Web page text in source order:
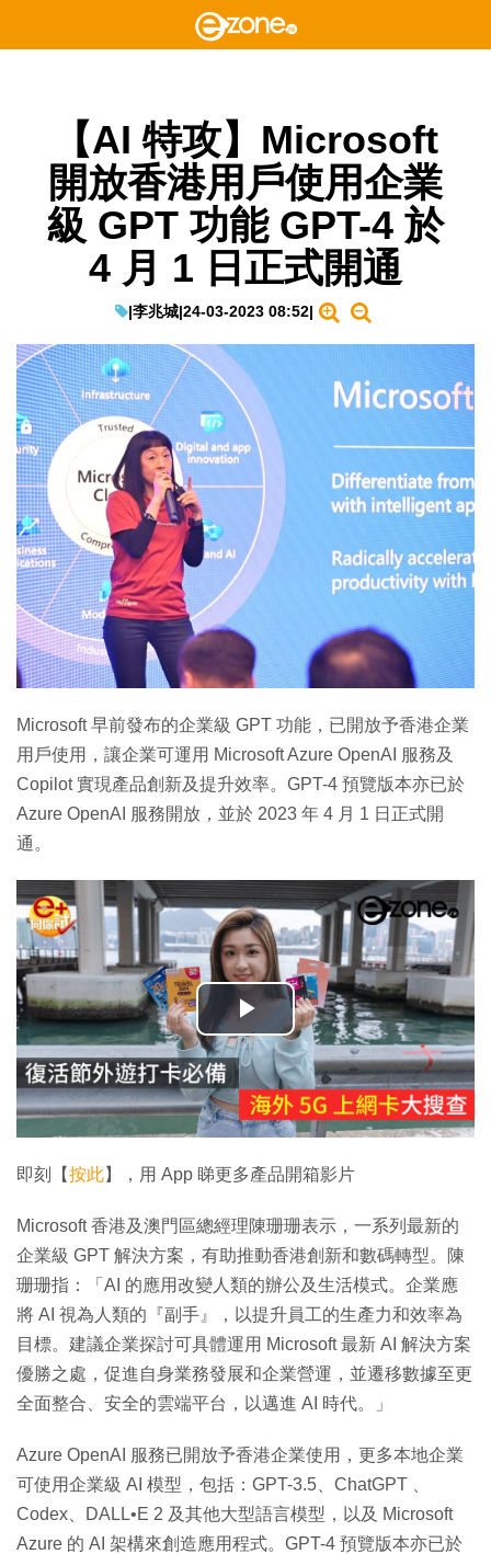
【AI 特攻】Microsoft
開放香港用戶使用企業
級 GPT 功能 GPT-4 於
4 月 1 日正式開通
|李兆城|24-03-2023 08:52|
Microsoft 早前發布的企業級 GPT 功能，已開放予香港企業
用戶使用，讓企業可運用 Microsoft Azure OpenAI 服務及
Copilot 實現產品創新及提升效率。GPT-4 預覽版本亦已於
Azure OpenAI 服務開放，並於 2023 年 4 月 1 日正式開
通。
播
放
影
片
即刻【按此】，用 App 睇更多產品開箱影片
Microsoft 香港及澳門區總經理陳珊珊表示，一系列最新的
企業級 GPT 解決方案，有助推動香港創新和數碼轉型。陳
珊珊指：「AI 的應用改變人類的辦公及生活模式。企業應
將 AI 視為人類的『副手』，以提升員工的生產力和效率為
目標。建議企業探討可具體運用 Microsoft 最新 AI 解決方案
優勝之處，促進自身業務發展和企業營運，並遷移數據至更
全面整合、安全的雲端平台，以邁進 AI 時代。」
Azure OpenAI 服務已開放予香港企業使用，更多本地企業
可使用企業級 AI 模型，包括：GPT-3.5、ChatGPT 、
Codex、DALL•E 2 及其他大型語言模型，以及 Microsoft
Azure 的 AI 架構來創造應用程式。GPT-4 預覽版本亦已於